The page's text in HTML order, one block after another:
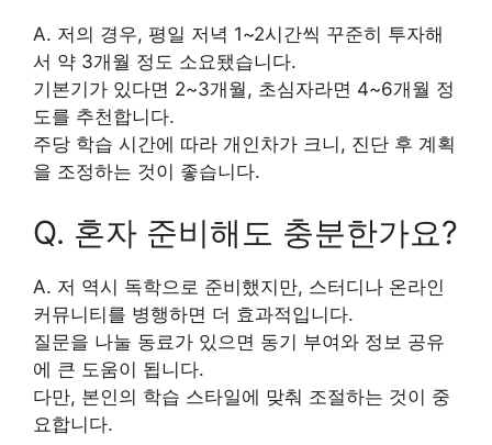
A. 저의 경우, 평일 저녁 1~2시간씩 꾸준히 투자해
서 약 3개월 정도 소요됐습니다.
기본기가 있다면 2~3개월, 초심자라면 4~6개월 정
도를 추천합니다.
주당 학습 시간에 따라 개인차가 크니, 진단 후 계획
을 조정하는 것이 좋습니다.
Q. 혼자 준비해도 충분한가요?
A. 저 역시 독학으로 준비했지만, 스터디나 온라인
커뮤니티를 병행하면 더 효과적입니다.
질문을 나눌 동료가 있으면 동기 부여와 정보 공유
에 큰 도움이 됩니다.
다만, 본인의 학습 스타일에 맞춰 조절하는 것이 중
요합니다.